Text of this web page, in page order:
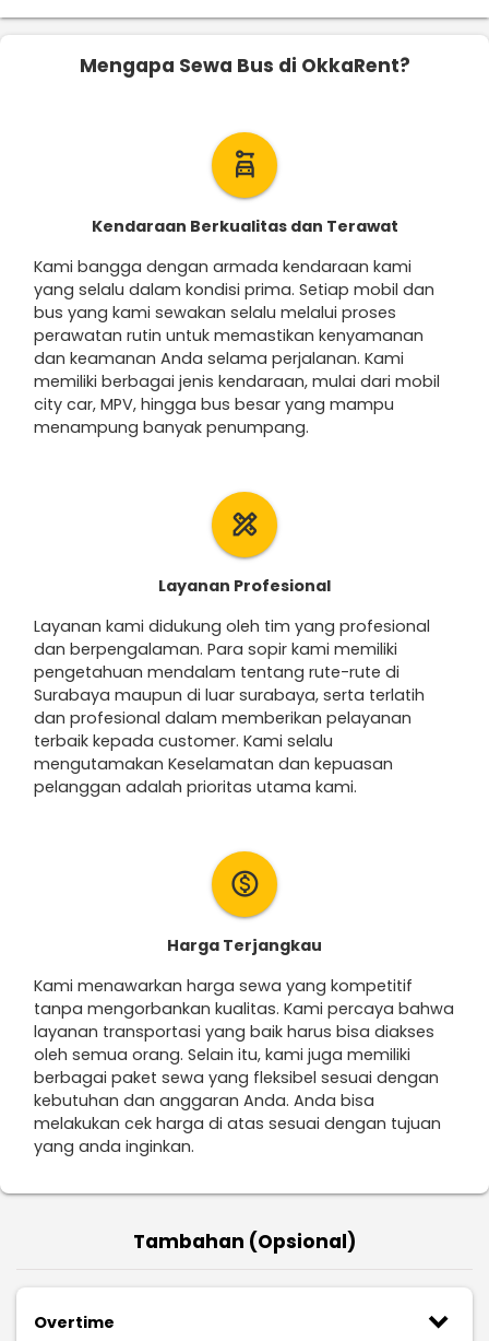
Mengapa Sewa Bus di OkkaRent?
car_rental
Kendaraan Berkualitas dan Terawat
Kami bangga dengan armada kendaraan kami
yang selalu dalam kondisi prima. Setiap mobil dan
bus yang kami sewakan selalu melalui proses
perawatan rutin untuk memastikan kenyamanan
dan keamanan Anda selama perjalanan. Kami
memiliki berbagai jenis kendaraan, mulai dari mobil
city car, MPV, hingga bus besar yang mampu
menampung banyak penumpang.
design_services
Layanan Profesional
Layanan kami didukung oleh tim yang profesional
dan berpengalaman. Para sopir kami memiliki
pengetahuan mendalam tentang rute-rute di
Surabaya maupun di luar surabaya, serta terlatih
dan profesional dalam memberikan pelayanan
terbaik kepada customer. Kami selalu
mengutamakan Keselamatan dan kepuasan
pelanggan adalah prioritas utama kami.
monetization_on
Harga Terjangkau
Kami menawarkan harga sewa yang kompetitif
tanpa mengorbankan kualitas. Kami percaya bahwa
layanan transportasi yang baik harus bisa diakses
oleh semua orang. Selain itu, kami juga memiliki
berbagai paket sewa yang fleksibel sesuai dengan
kebutuhan dan anggaran Anda. Anda bisa
melakukan cek harga di atas sesuai dengan tujuan
yang anda inginkan.
Tambahan (Opsional)
Overtime keyboard_arrow_down